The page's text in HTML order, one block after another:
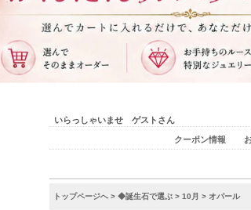
いらっしゃいませ ゲストさん
クーポン情報
トップページへ > ◆誕生石で選ぶ > 10月 > オパール